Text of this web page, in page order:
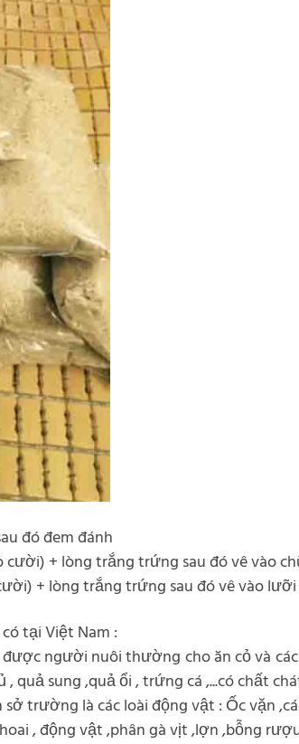
đó đem đánh
cười) + lòng trắng trứng sau đó vê vào
+ lòng trắng trứng sau đó vê vào lưỡi
tại Việt Nam :
người nuôi thường cho ăn cỏ và
quả sung ,quả ổi , trứng cá ,...có chất
trường là các loài động vật : Ốc vặn
, động vật ,phân gà vịt ,lợn ,bỗng